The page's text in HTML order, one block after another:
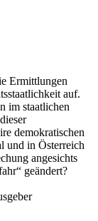
Ermittlungen
auf.
im staatlichen
demokratischen
und in Österreich
angesichts
geändert?